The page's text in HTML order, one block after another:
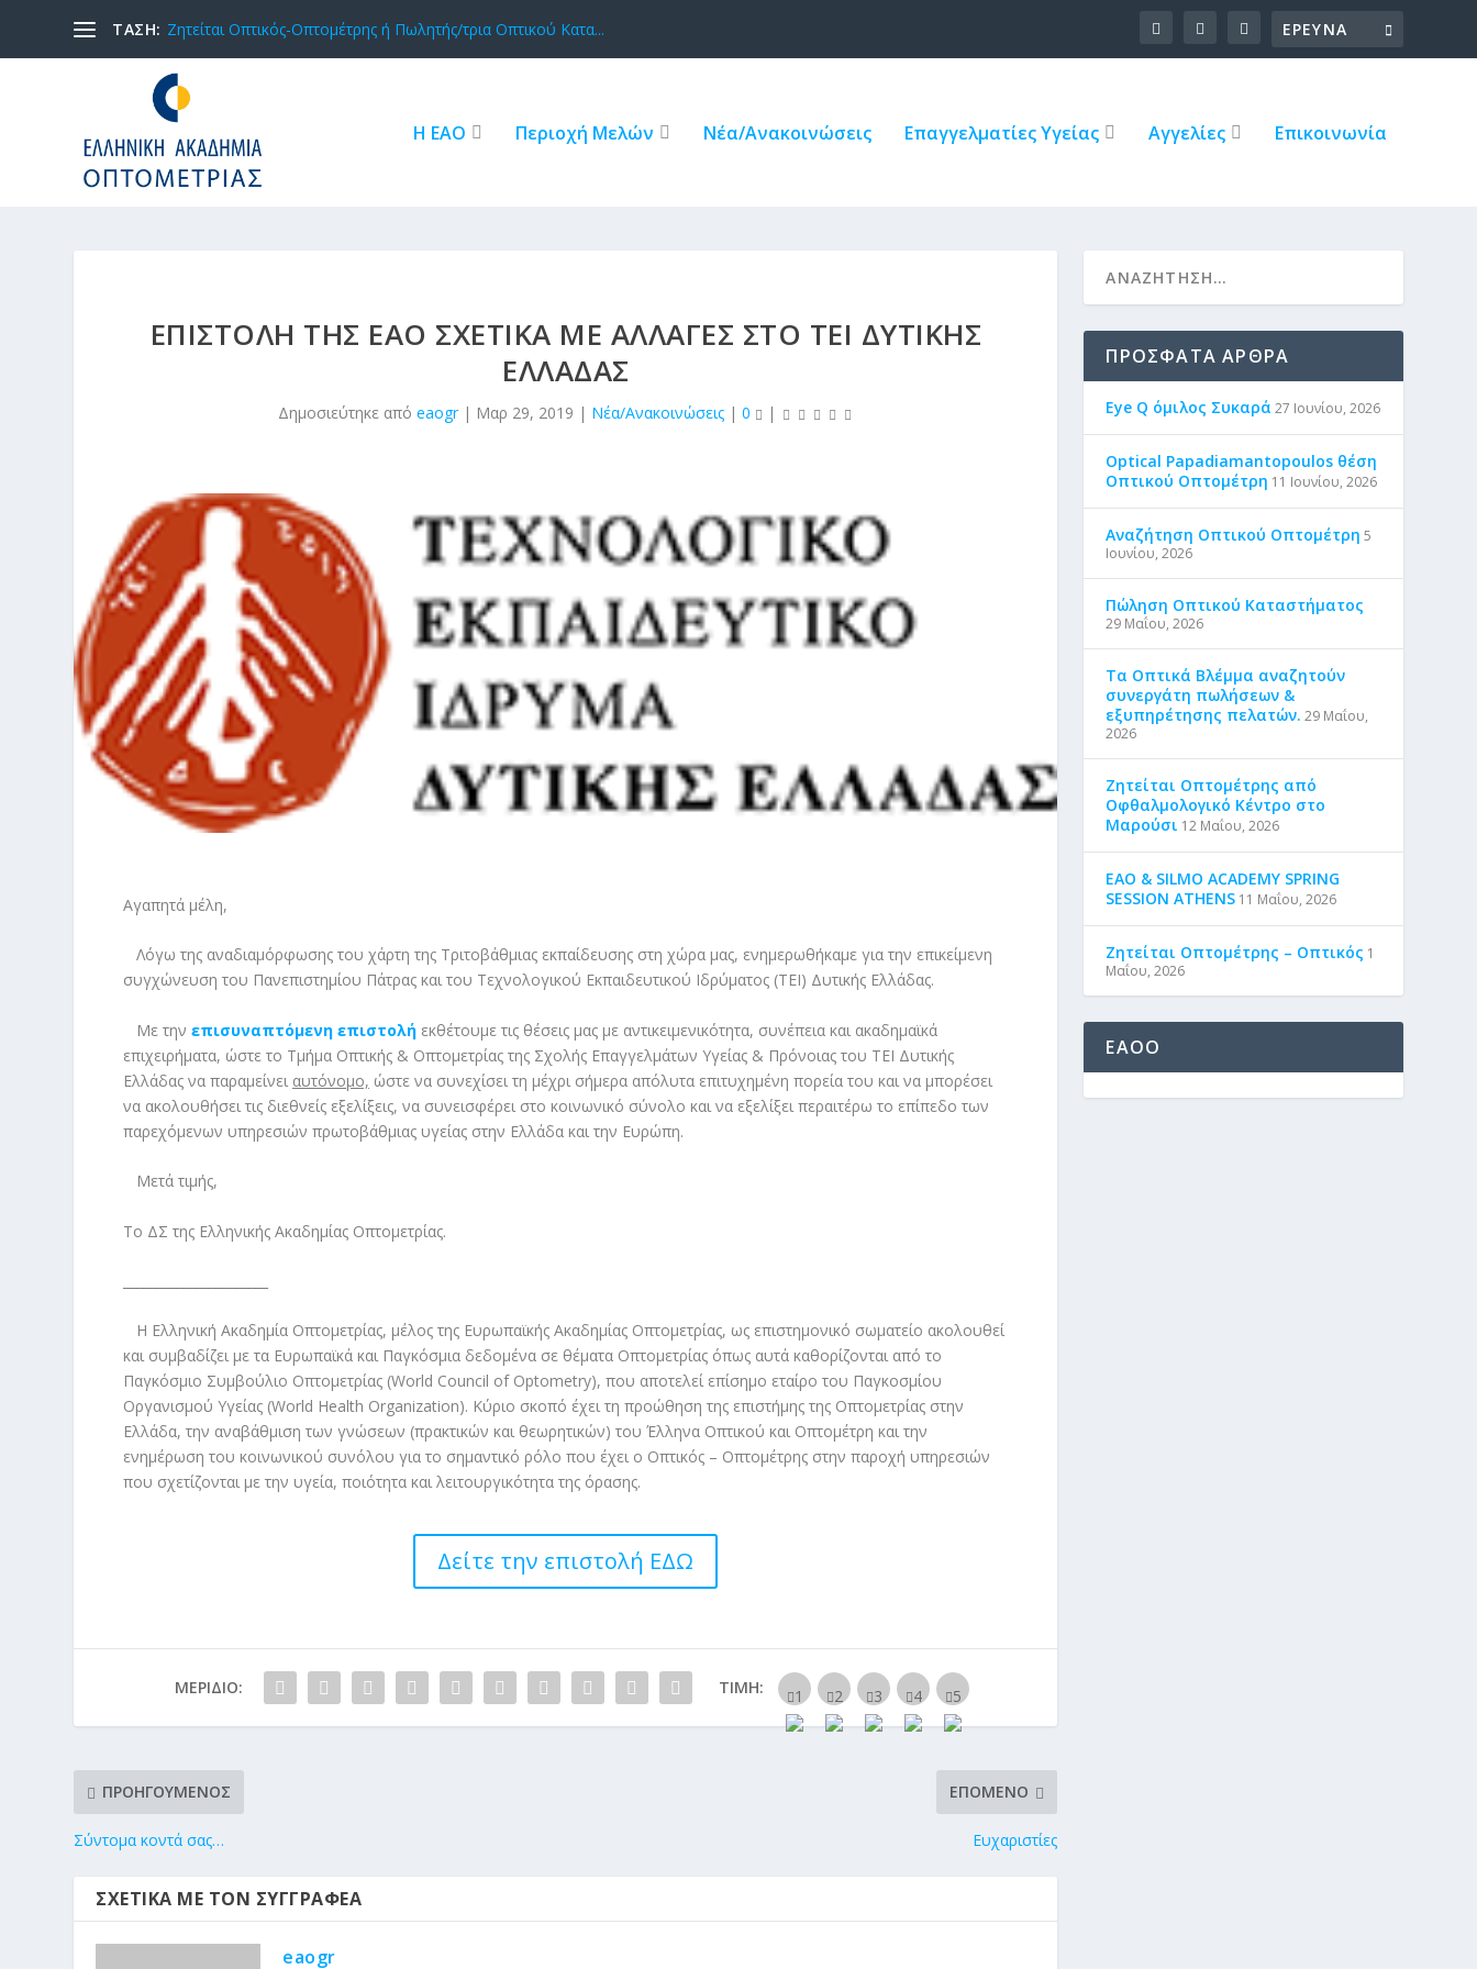
ΤΑΣΗ: Ζητείται Οπτικός-Οπτομέτρης ή Πωλητής/τρια Οπτικού Κατα...
Η ΕΑΟ Περιοχή Μελών Νέα/Ανακοινώσεις Επαγγελματίες Υγείας Αγγελίες Επικοινωνία
ΕΠΙΣΤΟΛΉ ΤΗΣ ΕΑΟ ΣΧΕΤΙΚΆ ΜΕ ΑΛΛΑΓΈΣ ΣΤΟ ΤΕΙ ΔΥΤΙΚΉΣ
ΕΛΛΆΔΑΣ
Δημοσιεύτηκε απόeaogr| Μαρ 29, 2019 | Νέα/Ανακοινώσεις |0 |
Αγαπητά μέλη,
Λόγω της αναδιαμόρφωσης του χάρτη της Τριτοβάθμιας εκπαίδευσης στη χώρα μας, ενημερωθήκαμε για την επικείμενη
συγχώνευση του Πανεπιστημίου Πάτρας και του Τεχνολογικού Εκπαιδευτικού Ιδρύματος (ΤΕΙ) Δυτικής Ελλάδας.
Με την επισυναπτόμενη επιστολήεκθέτουμε τις θέσεις μας με αντικειμενικότητα, συνέπεια και ακαδημαϊκά
επιχειρήματα, ώστε το Τμήμα Οπτικής & Οπτομετρίας της Σχολής Επαγγελμάτων Υγείας & Πρόνοιας του ΤΕΙ Δυτικής
Ελλάδας να παραμείνει αυτόνομο, ώστε να συνεχίσει τη μέχρι σήμερα απόλυτα επιτυχημένη πορεία του και να μπορέσει
να ακολουθήσει τις διεθνείς εξελίξεις, να συνεισφέρει στο κοινωνικό σύνολο και να εξελίξει περαιτέρω το επίπεδο των
παρεχόμενων υπηρεσιών πρωτοβάθμιας υγείας στην Ελλάδα και την Ευρώπη.
Μετά τιμής,
Το ΔΣ της Ελληνικής Ακαδημίας Οπτομετρίας.
Η Ελληνική Ακαδημία Οπτομετρίας, μέλος της Ευρωπαϊκής Ακαδημίας Οπτομετρίας, ως επιστημονικό σωματείο ακολουθεί
και συμβαδίζει με τα Ευρωπαϊκά και Παγκόσμια δεδομένα σε θέματα Οπτομετρίας όπως αυτά καθορίζονται από το
Παγκόσμιο Συμβούλιο Οπτομετρίας (World Council of Optometry), που αποτελεί επίσημο εταίρο του Παγκοσμίου
Οργανισμού Υγείας (World Health Organization). Κύριο σκοπό έχει τη προώθηση της επιστήμης της Οπτομετρίας στην
Ελλάδα, την αναβάθμιση των γνώσεων (πρακτικών και θεωρητικών) του Έλληνα Οπτικού και Οπτομέτρη και την
ενημέρωση του κοινωνικού συνόλου για το σημαντικό ρόλο που έχει ο Οπτικός – Οπτομέτρης στην παροχή υπηρεσιών
που σχετίζονται με την υγεία, ποιότητα και λειτουργικότητα της όρασης.
Δείτε την επιστολή ΕΔΩ
ΜΕΡΊΔΙΟ: ΤΙΜΉ:
ΠΡΟΗΓΟΎΜΕΝΟΣ
Σύντομα κοντά σας…
ΕΠΌΜΕΝΟ
Ευχαριστίες
ΣΧΕΤΙΚΆ ΜΕ ΤΟΝ ΣΥΓΓΡΑΦΈΑ
eaogr
ΠΡΌΣΦΑΤΑ ΆΡΘΡΑ
Eye Q όμιλος Συκαρά 27 Ιουνίου, 2026
Optical Papadiamantopoulos θέση
Οπτικού Οπτομέτρη 11 Ιουνίου, 2026
Αναζήτηση Οπτικού Οπτομέτρη 5
Ιουνίου, 2026
Πώληση Οπτικού Καταστήματος
29 Μαΐου, 2026
Τα Οπτικά Βλέμμα αναζητούν
συνεργάτη πωλήσεων &
εξυπηρέτησης πελατών. 29 Μαΐου,
2026
Ζητείται Οπτομέτρης από
Οφθαλμολογικό Κέντρο στο
Μαρούσι 12 Μαΐου, 2026
EAO & SILMO ACADEMY SPRING
SESSION ATHENS 11 Μαΐου, 2026
Ζητείται Οπτομέτρης – Οπτικός 1
Μαΐου, 2026
EAOO